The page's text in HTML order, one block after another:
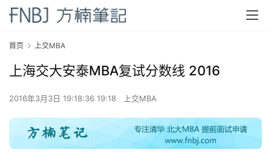
首页 上交MBA
上海交大安泰MBA复试分数线 2016
2016年3月3日 19:18:36 19:18 上交MBA